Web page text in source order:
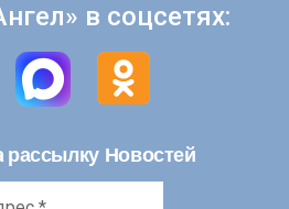
в соцсетях:
рассылку Новостей